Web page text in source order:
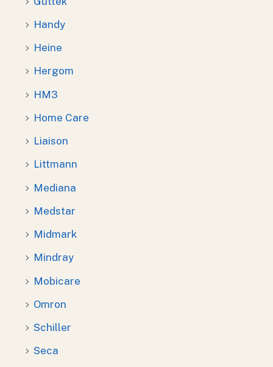
Handy
Heine
Hergom
HM3
Home Care
Liaison
Littmann
Mediana
Medstar
Midmark
Mindray
Mobicare
Omron
Schiller
Seca